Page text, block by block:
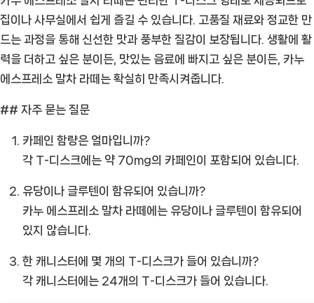
ㅣ
추
천
집이나 사무실에서 쉽게 즐길 수 있습니다. 고품질 재료와 정교한 만
드는 과정을 통해 신선한 맛과 풍부한 질감이 보장됩니다. 생활에 활
력을 더하고 싶은 분이든, 맛있는 음료에 빠지고 싶은 분이든, 카누
에스프레소 말차 라떼는 확실히 만족시켜줍니다.
## 자주 묻는 질문
카페인 함량은 얼마입니까?
각 T-디스크에는 약 70mg의 카페인이 포함되어 있습니다.
유당이나 글루텐이 함유되어 있습니까?
카누 에스프레소 말차 라떼에는 유당이나 글루텐이 함유되어
있지 않습니다.
한 캐니스터에 몇 개의 T-디스크가 들어 있습니까?
각 캐니스터에는 24개의 T-디스크가 들어 있습니다.